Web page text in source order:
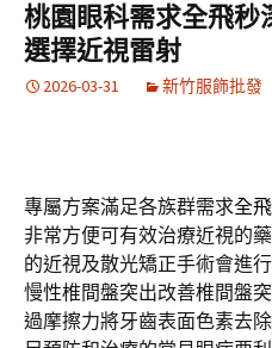
桃園眼科需求全飛秒
選擇近視雷射
2026-03-31 新竹服飾批發
專屬方案滿足各族群需求全
非常方便可有效治療近視的
的近視及散光矯正手術會進
慢性椎間盤突出改善椎間盤
過摩擦力將牙齒表面色素去